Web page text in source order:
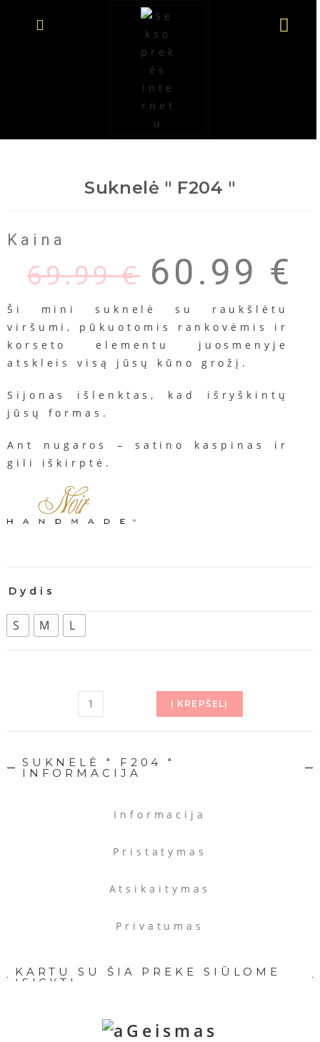
Suknelė " F204 "
Kaina
69.99€ 60.99 €
Ši mini suknelė su
raukšlėtu
viršumi, pūkuotomis rankovėmis
ir
korseto
elementu
juosmenyje
atskleis
visą jūsų kūno grožį .
Sijonas išlenktas, kad
išryškintų
jūsų
formas .
Ant nugaros – satino kaspinas
ir
gili
iškirptė .
Dydis
S M L
Į KREPŠELĮ
SUKNELĖ " F204 "
INFORMACIJA
Informacija
Pristatymas
Atsikaitymas
Privatumas
KARTU SU ŠIA PREKE SIŪLOME
ĮSIGYTI